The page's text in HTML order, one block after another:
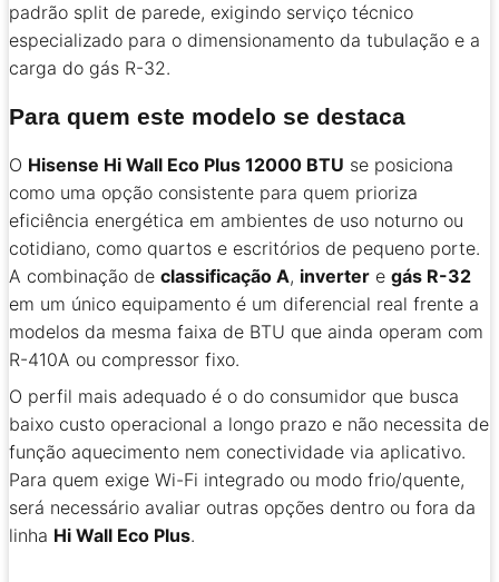
padrão split de parede, exigindo serviço técnico
especializado para o dimensionamento da tubulação e a
carga do gás R-32.
Para quem este modelo se destaca
O Hisense Hi Wall Eco Plus 12000 BTU se posiciona
como uma opção consistente para quem prioriza
eficiência energética em ambientes de uso noturno ou
cotidiano, como quartos e escritórios de pequeno porte.
A combinação de classificação A, inverter e gás R-32
em um único equipamento é um diferencial real frente a
modelos da mesma faixa de BTU que ainda operam com
R-410A ou compressor fixo.
O perfil mais adequado é o do consumidor que busca
baixo custo operacional a longo prazo e não necessita de
função aquecimento nem conectividade via aplicativo.
Para quem exige Wi-Fi integrado ou modo frio/quente,
será necessário avaliar outras opções dentro ou fora da
linha Hi Wall Eco Plus.